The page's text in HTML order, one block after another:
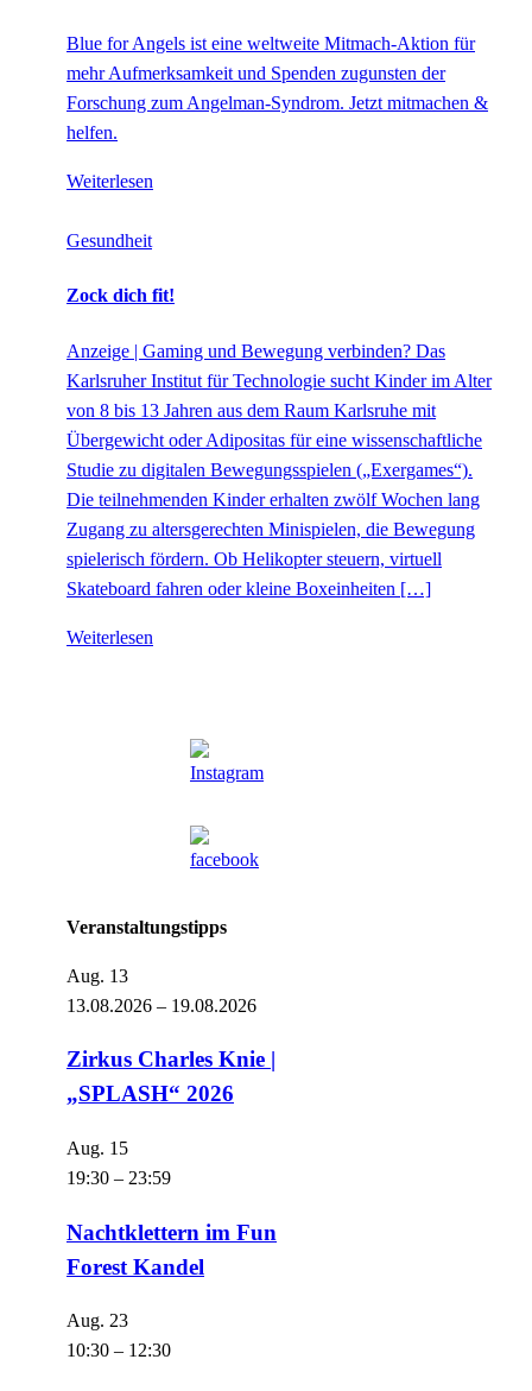
Blue for Angels ist eine weltweite Mitmach-Aktion für
mehr Aufmerksamkeit und Spenden zugunsten der
Forschung zum Angelman-Syndrom. Jetzt mitmachen &
helfen.
Weiterlesen
Gesundheit
Zock dich fit!
Anzeige | Gaming und Bewegung verbinden? Das
Karlsruher Institut für Technologie sucht Kinder im Alter
von 8 bis 13 Jahren aus dem Raum Karlsruhe mit
Übergewicht oder Adipositas für eine wissenschaftliche
Studie zu digitalen Bewegungsspielen („Exergames“).
Die teilnehmenden Kinder erhalten zwölf Wochen lang
Zugang zu altersgerechten Minispielen, die Bewegung
spielerisch fördern. Ob Helikopter steuern, virtuell
Skateboard fahren oder kleine Boxeinheiten […]
Weiterlesen
Veranstaltungstipps
Aug. 13
13.08.2026 – 19.08.2026
Zirkus Charles Knie |
„SPLASH“ 2026
Aug. 15
19:30 – 23:59
Nachtklettern im Fun
Forest Kandel
Aug. 23
10:30 – 12:30